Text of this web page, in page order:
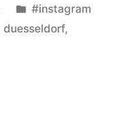
Veröffentlicht
unter
#instagram
duesseldorf,